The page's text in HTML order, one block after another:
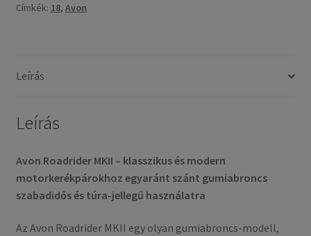
Címkék: 18, Avon
Leírás
Leírás
Avon Roadrider MKII – klasszikus és modern
motorkerékpárokhoz egyaránt szánt gumiabroncs
szabadidős és túra-jellegű használatra
Az Avon Roadrider MKII egy olyan gumiabroncs-modell,